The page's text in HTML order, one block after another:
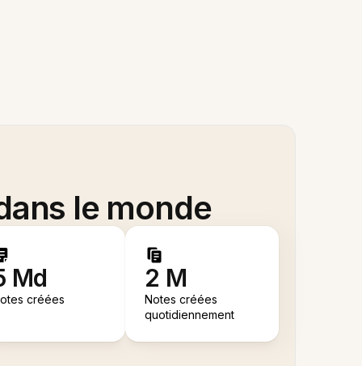
le monde
Md
créées
2 M
Notes créées
quotidiennement